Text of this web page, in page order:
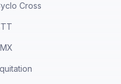
Cross